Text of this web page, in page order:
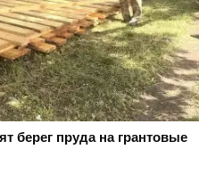
берег пруда на грантовые